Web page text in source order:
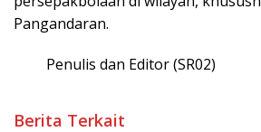
Pangandaran.
Penulis dan Editor (SR02)
Berita Terkait